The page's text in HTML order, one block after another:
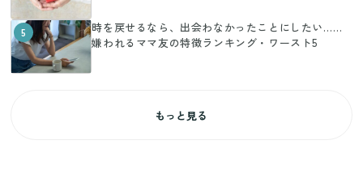
5
時を戻せるなら、出会わなかったことにしたい……
嫌われるママ友の特徴ランキング・ワースト5
もっと見る